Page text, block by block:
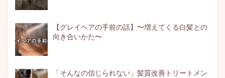
【グレイヘアの手前の話】〜増えてくる白髪との
向き合いかた〜
「そんなの信じられない」髪質改善トリートメン